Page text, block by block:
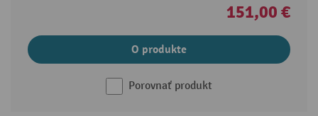
151,00 €
O produkte
Porovnať produkt